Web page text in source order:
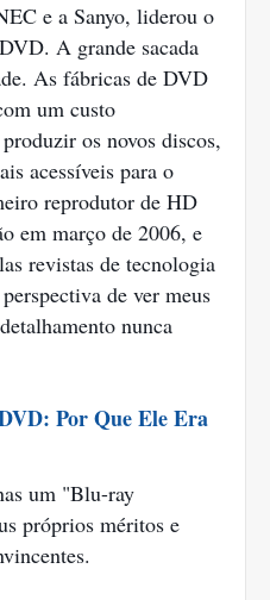
e a Sanyo, liderou o
A grande sacada
As fábricas de DVD
um custo
os novos discos,
acessíveis para o
reprodutor de HD
em março de 2006, e
revistas de tecnologia
de ver meus
nunca
Por Que Ele Era
um "Blu-ray
próprios méritos e